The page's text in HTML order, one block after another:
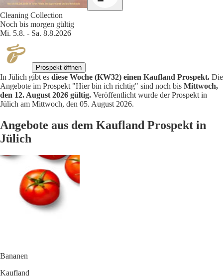
Cleaning Collection
Noch bis morgen gültig
Mi. 5.8. - Sa. 8.8.2026
Prospekt öffnen
In Jülich gibt es diese Woche (KW32) einen Kaufland Prospekt. Die
Angebote im Prospekt "Hier bin ich richtig" sind noch bis Mittwoch,
den 12. August 2026 gültig. Veröffentlicht wurde der Prospekt in
Jülich am Mittwoch, den 05. August 2026.
Angebote aus dem Kaufland Prospekt in
Jülich
Bananen
Kaufland